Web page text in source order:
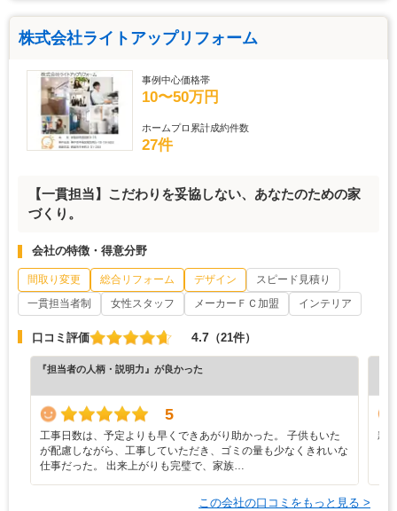
株式会社ライトアップリフォーム
事例中心価格帯
10〜50万円
ホームプロ累計成約件数
27件
【一貫担当】こだわりを妥協しない、あなたのための家
づくり。
会社の特徴・得意分野
間取り変更 総合リフォーム デザイン
スピード見積り
一貫担当者制
女性スタッフ メーカーＦＣ加盟 インテリア
口コミ評価 4.7 （21件）
『担当者の人柄・説明力』が良かった
5
工事日数は、予定よりも早くできあがり助かった。 子供もいた
が配慮しながら、工事していただき、ゴミの量も少なくきれいな
仕事だった。 出来上がりも完璧で、家族…
親
この会社の口コミをもっと見る >